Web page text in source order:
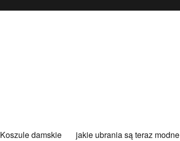
Koszule damskie jakie ubrania są teraz modne